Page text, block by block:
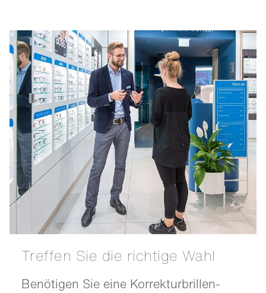
Treffen Sie die richtige Wahl
Benötigen Sie eine Korrekturbrillen-